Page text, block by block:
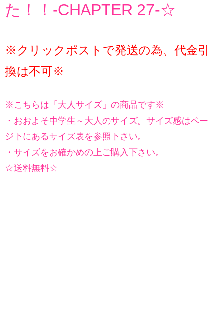
た！！-CHAPTER 27-☆
※クリックポストで発送の為、代金引
換は不可※
※こちらは「大人サイズ」の商品です※
・おおよそ中学生～大人のサイズ。サイズ感はペー
ジ下にあるサイズ表を参照下さい。
・サイズをお確かめの上ご購入下さい。
☆送料無料☆